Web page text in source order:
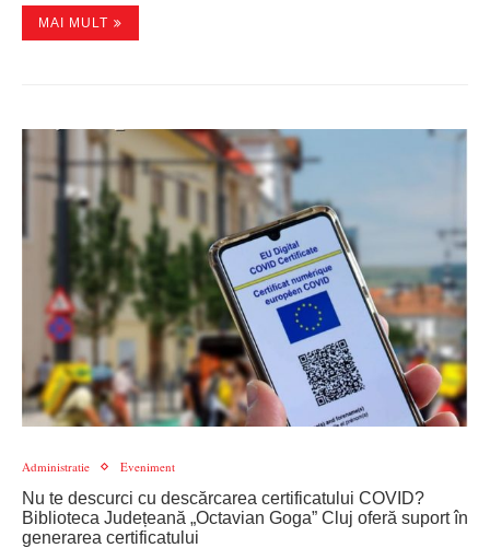
MAI MULT
Administratie Eveniment
Nu te descurci cu descărcarea certificatului COVID?
Biblioteca Județeană „Octavian Goga” Cluj oferă suport în
generarea certificatului